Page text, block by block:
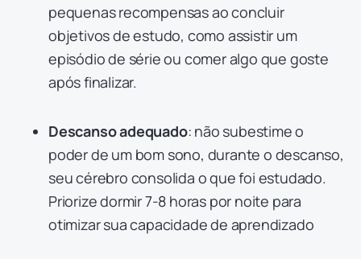
pequenas recompensas ao concluir
objetivos de estudo, como assistir um
episódio de série ou comer algo que goste
após finalizar.
Descanso adequado: não subestime o
poder de um bom sono, durante o descanso,
seu cérebro consolida o que foi estudado.
Priorize dormir 7-8 horas por noite para
otimizar sua capacidade de aprendizado